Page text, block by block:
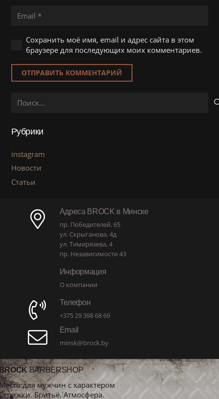
Сохранить моё имя, email и адрес сайта в этом
браузере для последующих моих комментариев.
ОТПРАВИТЬ КОММЕНТАРИЙ
Рубрики
instagram
Новости
Статьи
Адреса BROCK в Минске
пр. Победителей, 65
ул. Скрыганова, 4д
ул. Тимирязева, 4
пр. Независимости 43
Информация
О компании
Телефон
+375 29 398 68 69
Email
minsk@brock.by
BARBERSHOP
для мужчин с характером
Бритьё. Атмосфера.